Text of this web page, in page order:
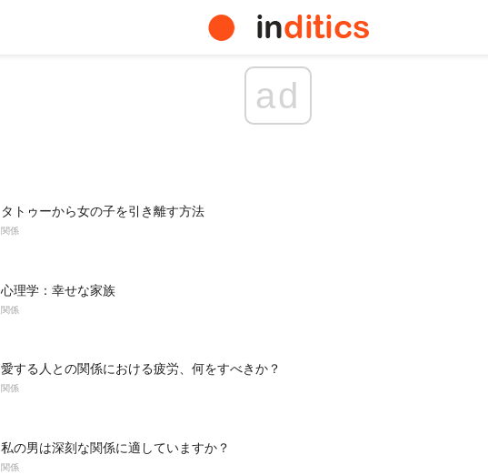
ad
タトゥーから女の子を引き離す方法
関係
心理学：幸せな家族
関係
愛する人との関係における疲労、何をすべきか？
関係
私の男は深刻な関係に適していますか？
関係